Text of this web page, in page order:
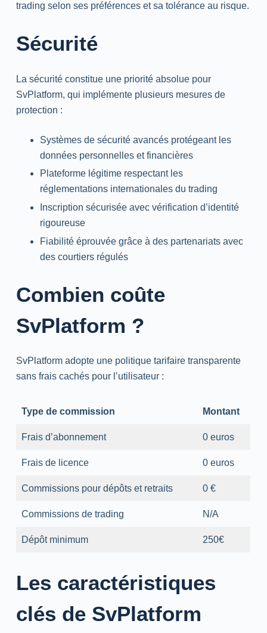
trading selon ses préférences et sa tolérance au risque.
Sécurité
La sécurité constitue une priorité absolue pour
SvPlatform, qui implémente plusieurs mesures de
protection :
Systèmes de sécurité avancés protégeant les
données personnelles et financières
Plateforme légitime respectant les
réglementations internationales du trading
Inscription sécurisée avec vérification d’identité
rigoureuse
Fiabilité éprouvée grâce à des partenariats avec
des courtiers régulés
Combien coûte
SvPlatform ?
SvPlatform adopte une politique tarifaire transparente
sans frais cachés pour l’utilisateur :
Type de commission Montant
Frais d’abonnement 0 euros
Frais de licence 0 euros
Commissions pour dépôts et retraits 0 €
Commissions de trading N/A
Dépôt minimum 250€
Les caractéristiques
clés de SvPlatform